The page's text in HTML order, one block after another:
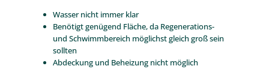
Wasser nicht immer klar
Benötigt genügend Fläche, da Regenerations-
und Schwimmbereich möglichst gleich groß sein
sollten
Abdeckung und Beheizung nicht möglich